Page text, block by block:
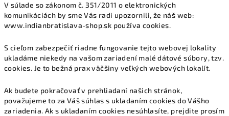
V súlade so zákonom č. 351/2011 o elektronických
komunikáciách by sme Vás radi upozornili, že náš web:
www.indianbratislava-shop.sk používa cookies.
S cieľom zabezpečiť riadne fungovanie tejto webovej lokality
ukladáme niekedy na vašom zariadení malé dátové súbory, tzv.
cookies. Je to bežná prax väčšiny veľkých webových lokalít.
Ak budete pokračovať v prehliadaní našich stránok,
považujeme to za Váš súhlas s ukladaním cookies do Vášho
zariadenia. Ak s ukladaním cookies nesúhlasíte, prejdite prosím